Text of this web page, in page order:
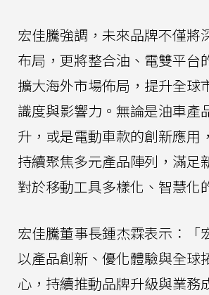
宏佳騰強調，未來品牌不僅將
布局，更將整合油、電雙平台
擴大海外市場佈局，提升全球
識度與影響力。無論是油車產
升，或是電動車款的創新應用
持續聚焦多元產品陣列，滿足
對於移動工具多樣化、智慧化
宏佳騰董事長鍾杰霖表示：「
以產品創新、優化體驗與全球
心，持續推動品牌升級與業務